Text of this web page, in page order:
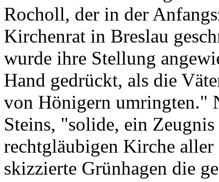
Rocholl, der in der
Kirchenrat in Breslau
wurde ihre Stellung
Hand gedrückt, als die
von Hönigern umringten."
Steins, "solide, ein
rechtgläubigen Kirche
skizzierte Grünhagen die